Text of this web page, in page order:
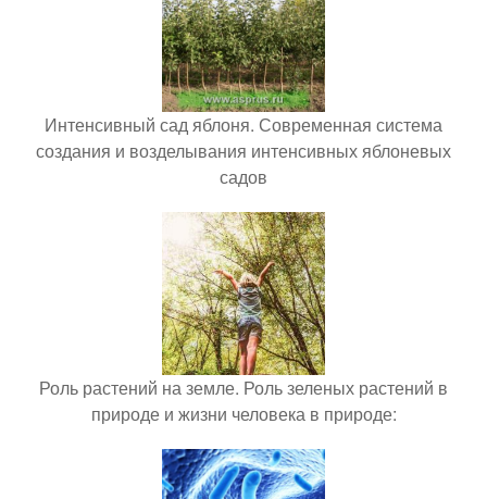
Интенсивный сад яблоня. Современная система
создания и возделывания интенсивных яблоневых
садов
Роль растений на земле. Роль зеленых растений в
природе и жизни человека в природе: